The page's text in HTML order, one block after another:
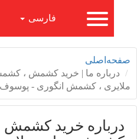
درباره ما
محصولات
فارسی
ما | خرید کشمش ، کشمش
، کشمش انگوری - پوسوف
خرید کشمش ،